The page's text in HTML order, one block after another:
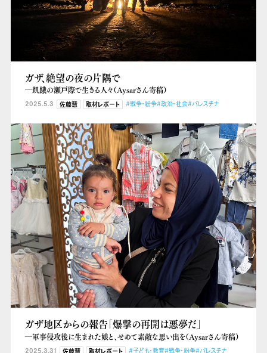
ガザ、絶望の夜の片隅で
―飢餓の瀬戸際で生きる人々（Aysarさん寄稿）
2025.5.3 佐藤慧 取材レポート #戦争・紛争#政治・社会#パレスチナ
ガザ地区からの報告「爆撃の再開は悪夢だ」
―軍事侵攻後に生まれた娘と、せめて素敵な思い出を（Aysarさん寄稿）
2025.3.31 #子ども・教育#戦争・紛争#パレスチナ